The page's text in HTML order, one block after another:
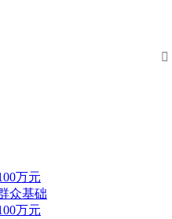

万元
众基础
万元